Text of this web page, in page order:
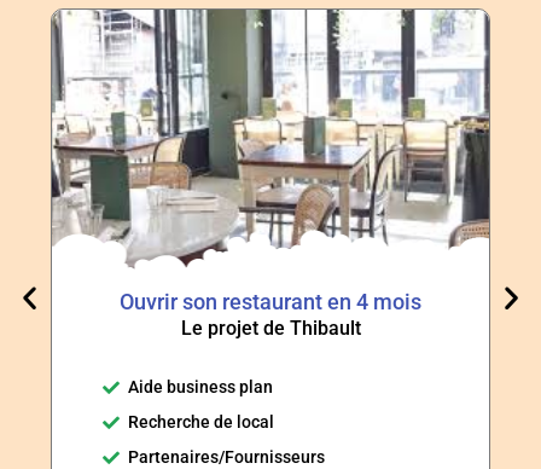
Ouvrir son restaurant en 4 mois
Le projet de Thibault
Aide business plan
Recherche de local
Partenaires/Fournisseurs